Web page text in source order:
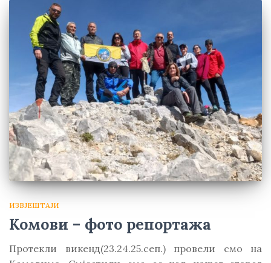
ИЗВЈЕШТАЈИ
Комови – фото репортажа
Протекли викенд(23.24.25.сеп.) провели смо на